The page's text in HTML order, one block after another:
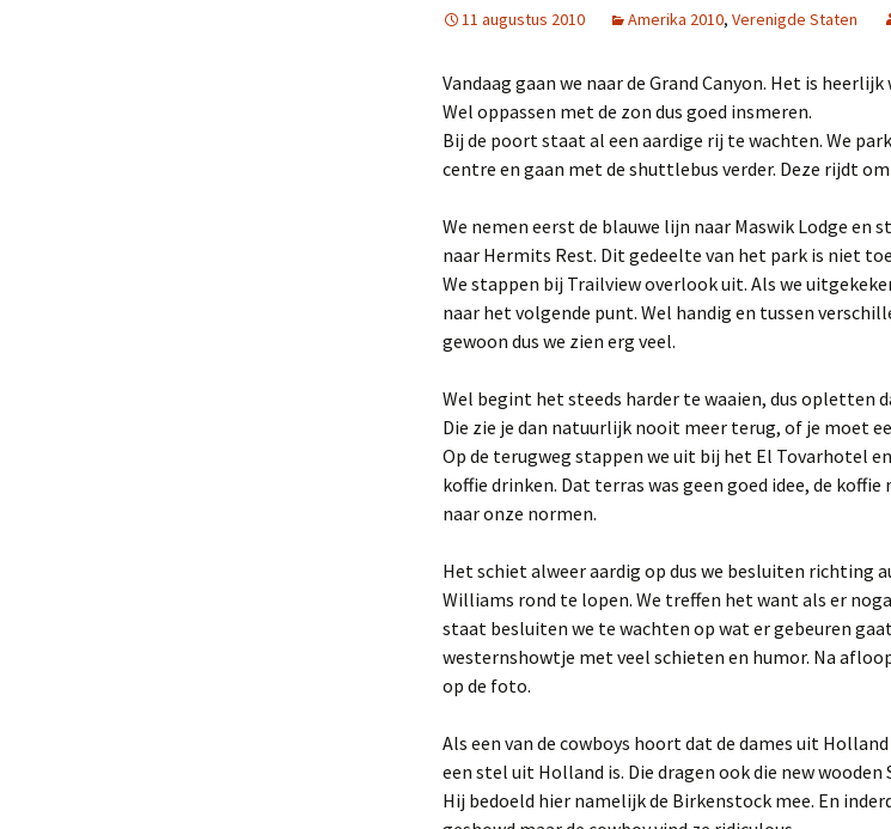
11 augustus 2010 Amerika 2010, Verenigde Staten
Vandaag gaan we naar de Grand Canyon. Het is
Wel oppassen met de zon dus goed insmeren.
Bij de poort staat al een aardige rij te wachten. We
centre en gaan met de shuttlebus verder. Deze rijdt
We nemen eerst de blauwe lijn naar Maswik Lodge en
naar Hermits Rest. Dit gedeelte van het park is niet
We stappen bij Trailview overlook uit. Als we
naar het volgende punt. Wel handig en tussen
gewoon dus we zien erg veel.
Wel begint het steeds harder te waaien, dus opletten
Die zie je dan natuurlijk nooit meer terug, of je moet
Op de terugweg stappen we uit bij het El Tovarhotel
koffie drinken. Dat terras was geen goed idee, de
naar onze normen.
Het schiet alweer aardig op dus we besluiten richting
Williams rond te lopen. We treffen het want als er
staat besluiten we te wachten op wat er gebeuren
westernshowtje met veel schieten en humor. Na
op de foto.
Als een van de cowboys hoort dat de dames uit
een stel uit Holland is. Die dragen ook die new wooden
Hij bedoeld hier namelijk de Birkenstock mee. En